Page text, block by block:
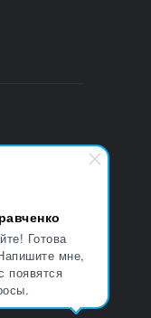
Готова
мне,
появятся
край,
д. 27,
05